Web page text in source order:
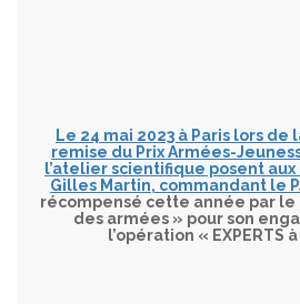
Le 24 mai 2023 à Paris lors
remise du Prix Armées-
l’atelier scientifique posent
Gilles Martin, commandant le
récompensé cette année par le
des armées » pour son
l’opération « EXPERTS